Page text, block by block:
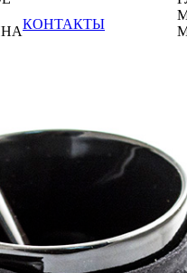
КОНТАКТЫ